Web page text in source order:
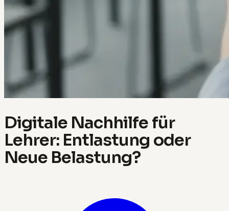
Digitale Nachhilfe für
Lehrer: Entlastung oder
Neue Belastung?